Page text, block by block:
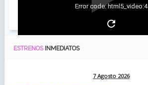
Error code: html5_video:4
ESTRENOS INMEDIATOS
7 Agosto 2026